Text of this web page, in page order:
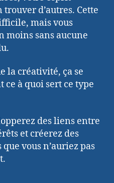
d’autres. Cette
mais vous
moins sans aucune
la créativité, ça se
ce à quoi sert ce type
des liens entre
et créerez des
vous n’auriez pas